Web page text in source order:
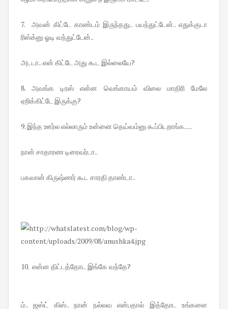
7. அவன் கிட்டே காண்டம் இருந்தது.. பயந்துட்டேன்.. எதுக்குடா
ரிஸ்க்னு ஓடி வந்துட்டேன்..
அடடா.. என் கிட்டே அது கூட இல்லையே?
8. அவங்க டிரஸ் என்ன வெங்காயம் விலை மாதிரி மேலே
ஏறிக்கிட்டே இருக்கு?
9. இந்த ஊர்ல எல்லாரும் உன்னை தெய்வம்னு கூப்பிடறாங்க.....
நான் சாதாரண டிரைவர்டா..
பகவான் கிருஷ்ணர் கூட சாரதி தாண்டா..
10. என்ன திட்டத்தோட இங்கே வந்தே?
ம்.. ஜஸ்ட் கிஸ்.. நான் நல்லவ என்பதால் இத்தோட உங்களை